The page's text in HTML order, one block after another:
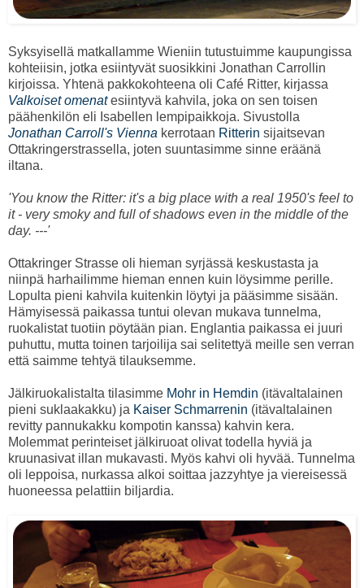
Syksyisellä matkallamme Wieniin tutustuimme kaupungissa
kohteiisin, jotka esiintyvät suosikkini Jonathan Carrollin
kirjoissa. Yhtenä pakkokohteena oli Café Ritter, kirjassa
Valkoiset omenatesiintyvä kahvila, joka on sen toisen
päähenkilön eli Isabellen lempipaikkoja. Sivustolla
Jonathan Carroll's Vienna kerrotaan Ritterin sijaitsevan
Ottakringerstrassella, joten suuntasimme sinne eräänä
iltana.
'You know the Ritter: it's a big place with a real 1950's feel to
it - very smoky and full of shadows even in the middle of the
day. ---'
Ottakringer Strasse oli hieman syrjässä keskustasta ja
niinpä harhailimme hieman ennen kuin löysimme perille.
Lopulta pieni kahvila kuitenkin löytyi ja pääsimme sisään.
Hämyisessä paikassa tuntui olevan mukava tunnelma,
ruokalistat tuotiin pöytään pian. Englantia paikassa ei juuri
puhuttu, mutta toinen tarjoilija sai selitettyä meille sen verran
että saimme tehtyä tilauksemme.
Jälkiruokalistalta tilasimme Mohr in Hemdin (itävaltalainen
pieni suklaakakku) ja Kaiser Schmarrenin (itävaltalainen
revitty pannukakku kompotin kanssa) kahvin kera.
Molemmat perinteiset jälkiruoat olivat todella hyviä ja
kruunasivat illan mukavasti. Myös kahvi oli hyvää. Tunnelma
oli leppoisa, nurkassa alkoi soittaa jazzyhtye ja viereisessä
huoneessa pelattiin biljardia.